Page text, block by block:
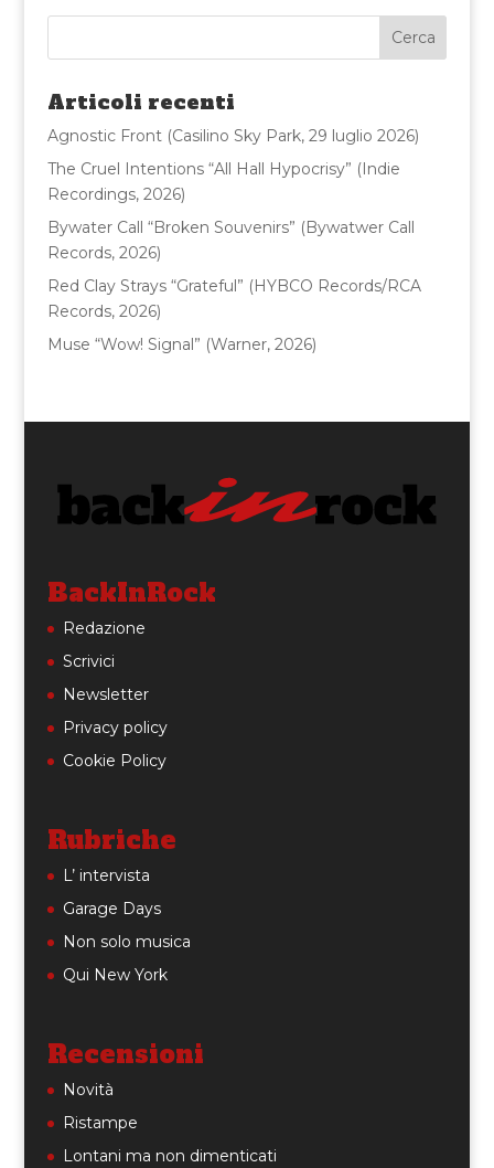
e
b
o
o
k
te
r
l
di
vi
di
Articoli recenti
Agnostic Front (Casilino Sky Park, 29 luglio 2026)
The Cruel Intentions “All Hall Hypocrisy” (Indie
Recordings, 2026)
Bywater Call “Broken Souvenirs” (Bywatwer Call
Records, 2026)
Red Clay Strays “Grateful” (HYBCO Records/RCA
Records, 2026)
Muse “Wow! Signal” (Warner, 2026)
BackInRock
Redazione
Scrivici
Newsletter
Privacy policy
Cookie Policy
Rubriche
L’ intervista
Garage Days
Non solo musica
Qui New York
Recensioni
Novità
Ristampe
Lontani ma non dimenticati